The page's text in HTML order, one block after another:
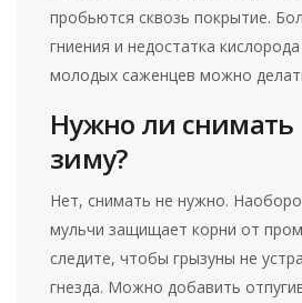
пробьются сквозь покрытие.
гниения и недостатка
молодых саженцев можно
Нужно ли снимать
зиму?
Нет, снимать не нужно.
мульчи защищает корни от
следите, чтобы грызуны не
гнезда. Можно добавить